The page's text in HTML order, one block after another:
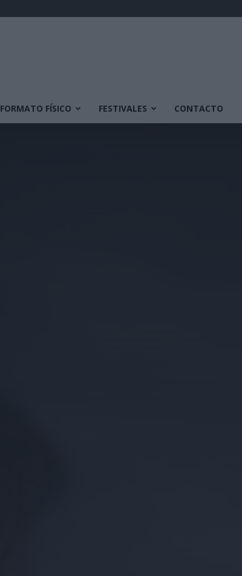
FORMATO FÍSICO FESTIVALES CONTACTO